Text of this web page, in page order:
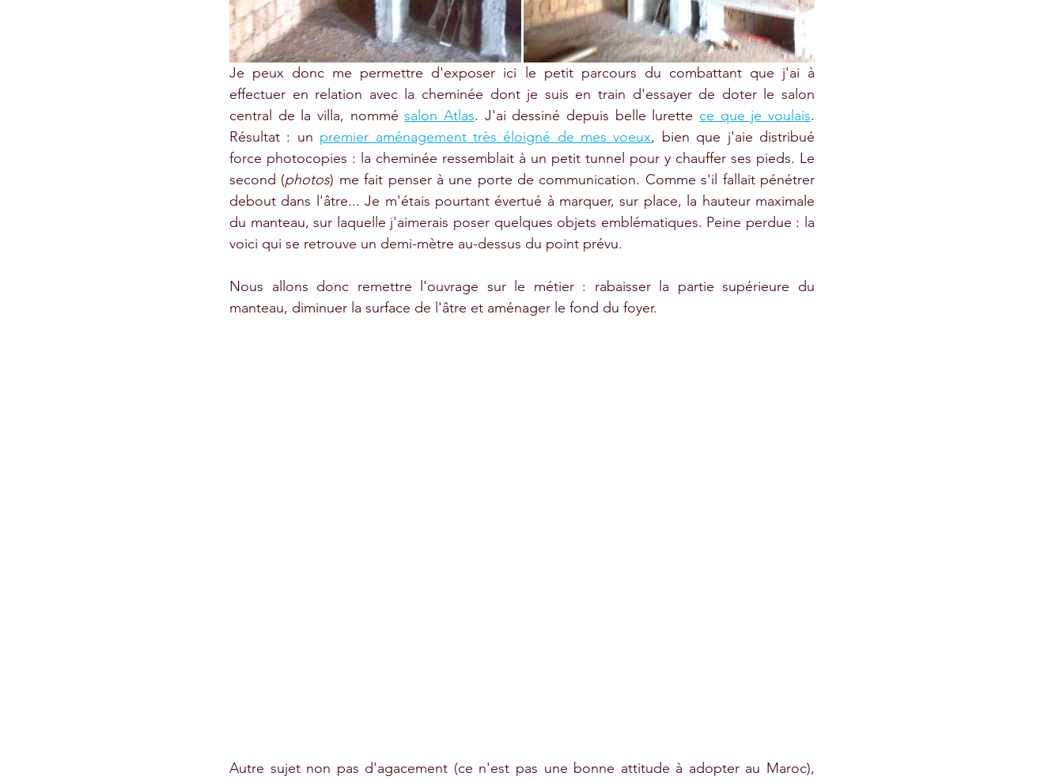
Je peux donc me permettre d'exposer ici le petit parcours du combattant que j'ai à
effectuer en relation avec la cheminée dont je suis en train d'essayer de doter le salon
central de la villa, nommé salon Atlas. J'ai dessiné depuis belle lurette ce que je voulais.
Résultat : un premier aménagement très éloigné de mes voeux, bien que j'aie distribué
force photocopies : la cheminée ressemblait à un petit tunnel pour y chauffer ses pieds. Le
second (photos) me fait penser à une porte de communication. Comme s'il fallait pénétrer
debout dans l'âtre... Je m'étais pourtant évertué à marquer, sur place, la hauteur maximale
du manteau, sur laquelle j'aimerais poser quelques objets emblématiques. Peine perdue : la
voici qui se retrouve un demi-mètre au-dessus du point prévu.
Nous allons donc remettre l'ouvrage sur le métier : rabaisser la partie supérieure du
manteau, diminuer la surface de l'âtre et aménager le fond du foyer.
Autre sujet non pas d'agacement (ce n'est pas une bonne attitude à adopter au Maroc),